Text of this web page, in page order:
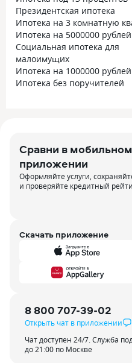
Президентская ипотека
Ипотека на 3 комнатную
Ипотека на 5000000 рублей
Социальная ипотека для
малоимущих
Ипотека на 1000000 рублей
Ипотека без поручителей
Сравни в мобильном
приложении
Оформляйте услуги,
и проверяйте кредитный
Скачать приложение
8 800 707-39-02
Открыть чат в приложении
Чат доступен 24/7. Служба
до 21:00 по Москве